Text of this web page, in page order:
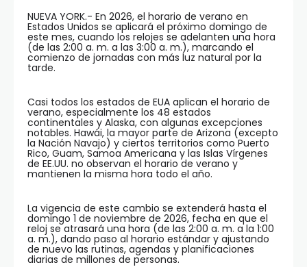
NUEVA YORK.- En 2026, el horario de verano en
Estados Unidos se aplicará el próximo domingo de
este mes, cuando los relojes se adelanten una hora
(de las 2:00 a. m. a las 3:00 a. m.), marcando el
comienzo de jornadas con más luz natural por la
tarde.
Casi todos los estados de EUA aplican el horario de
verano, especialmente los 48 estados
continentales y Alaska, con algunas excepciones
notables. Hawái, la mayor parte de Arizona (excepto
la Nación Navajo) y ciertos territorios como Puerto
Rico, Guam, Samoa Americana y las Islas Vírgenes
de EE.UU. no observan el horario de verano y
mantienen la misma hora todo el año.
La vigencia de este cambio se extenderá hasta el
domingo 1 de noviembre de 2026, fecha en que el
reloj se atrasará una hora (de las 2:00 a. m. a la 1:00
a. m.), dando paso al horario estándar y ajustando
de nuevo las rutinas, agendas y planificaciones
diarias de millones de personas.